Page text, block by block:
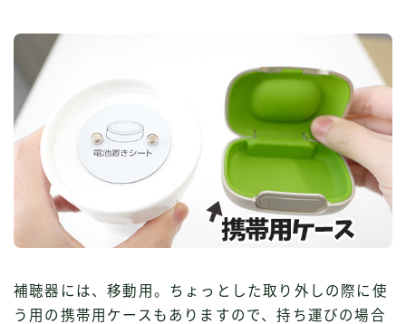
補聴器には、移動用。ちょっとした取り外しの際に使
う用の携帯用ケースもありますので、持ち運びの場合